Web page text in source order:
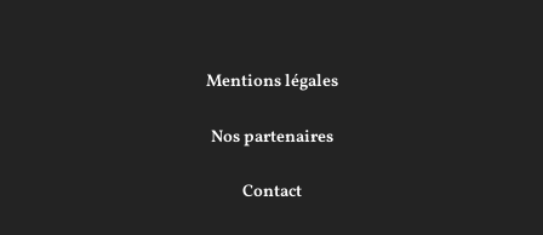
Mentions légales
Nos partenaires
Contact